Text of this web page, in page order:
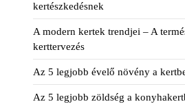
kertészkedésnek
A modern kertek trendjei – A
kerttervezés
Az 5 legjobb évelő növény a
Az 5 legjobb zöldség a